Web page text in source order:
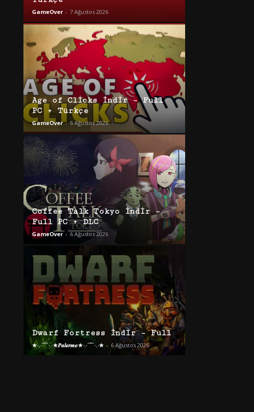
GameOver - 7 Ağustos 2026
Age of Clicks İndir – Full
PC + Türkçe
GameOver - 6 Ağustos 2026
Coffee Talk Tokyo İndir –
Full PC + DLC
GameOver - 6 Ağustos 2026
Dwarf Fortress İndir – Full
★·.·´¯`·.·★𝑷𝒂𝒍𝒆𝒓𝒎𝒐★·.·´¯`·.·★ - 6 Ağustos 2026